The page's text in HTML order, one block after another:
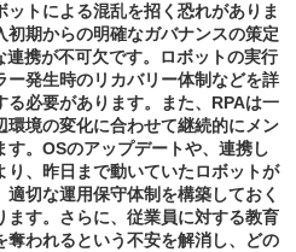
トによる混乱を招く恐れがありま
期からの明確なガバナンスの策定
携が不可欠です。ロボットの実行
発生時のリカバリー体制などを詳
必要があります。また、RPAは一
環境の変化に合わせて継続的にメン
。OSのアップデートや、連携し
、昨日まで動いていたロボットが
切な運用保守体制を構築しておく
ます。さらに、従業員に対する教育
奪われるという不安を解消し、どの